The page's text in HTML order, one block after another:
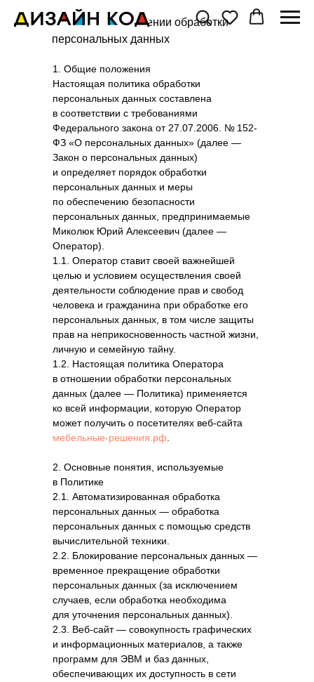
1. Общие положения
Настоящая политика обработки
персональных данных составлена
в соответствии с требованиями
Федерального закона от 27.07.2006. № 152-
ФЗ «О персональных данных» (далее —
Закон о персональных данных)
и определяет порядок обработки
персональных данных и меры
по обеспечению безопасности
персональных данных, предпринимаемые
Миколюк Юрий Алексеевич (далее —
Оператор).
1.1. Оператор ставит своей важнейшей
целью и условием осуществления своей
деятельности соблюдение прав и свобод
человека и гражданина при обработке его
персональных данных, в том числе защиты
прав на неприкосновенность частной жизни,
личную и семейную тайну.
1.2. Настоящая политика Оператора
в отношении обработки персональных
данных (далее — Политика) применяется
ко всей информации, которую Оператор
может получить о посетителях веб-сайта
мебельные-решения.рф
2. Основные понятия, используемые
в Политике
2.1. Автоматизированная обработка
персональных данных — обработка
персональных данных с помощью средств
вычислительной техники.
2.2. Блокирование персональных данных —
временное прекращение обработки
персональных данных (за исключением
случаев, если обработка необходима
для уточнения персональных данных).
2.3. Веб-сайт — совокупность графических
и информационных материалов, а также
программ для ЭВМ и баз данных,
обеспечивающих их доступность в сети
Политика в отношении обработки
персональных данных